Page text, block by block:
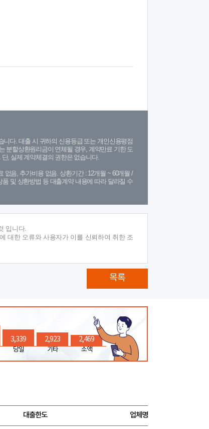
다. 대출 시 귀하의 신용등급 또는 개인신용평점
분할상환원리금이 연체될 경우, 계약만료 기한 도
, 실제 계약체결의 권한은 없습니다.
없음, 추가비용 없음. 상환기간 : 12개월 ~ 60개월 /
및 상환방법 등 대출계약 내용에 따라 달라질 수
입니다.
대한 오류와 사용자가 이를 신뢰하여 취한 조
목록
3,339
당일
2,923
기타
2,469
소액
대출한도 업체명